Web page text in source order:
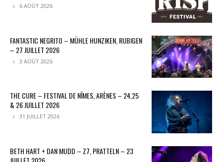
6 AOÛT 2026
FANTASTIC NEGRITO – MÜHLE HUNZIKEN, RUBIGEN
– 27 JUILLET 2026
3 AOÛT 2026
THE CURE – FESTIVAL DE NÎMES, ARÈNES – 24,25
& 26 JUILLET 2026
31 JUILLET 2026
BETH HART + DAN MUDD – Z7, PRATTELN – 23